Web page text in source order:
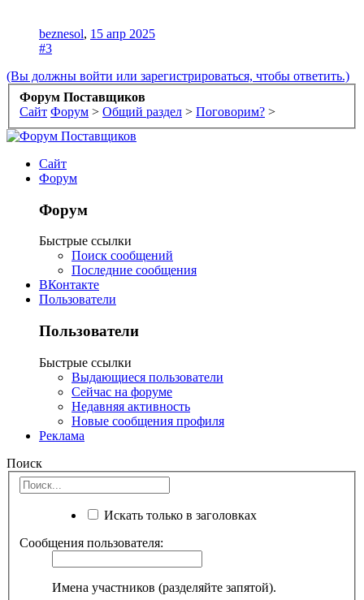
beznesol, 15 апр 2025
#3
(Вы должны войти или зарегистрироваться, чтобы ответить.)
Форум Поставщиков
Сайт Форум > Общий раздел > Поговорим? >
Сайт
Форум
Форум
Быстрые ссылки
Поиск сообщений
Последние сообщения
ВКонтакте
Пользователи
Пользователи
Быстрые ссылки
Выдающиеся пользователи
Сейчас на форуме
Недавняя активность
Новые сообщения профиля
Реклама
Поиск
Искать только в заголовках
Сообщения пользователя:
Имена участников (разделяйте запятой).